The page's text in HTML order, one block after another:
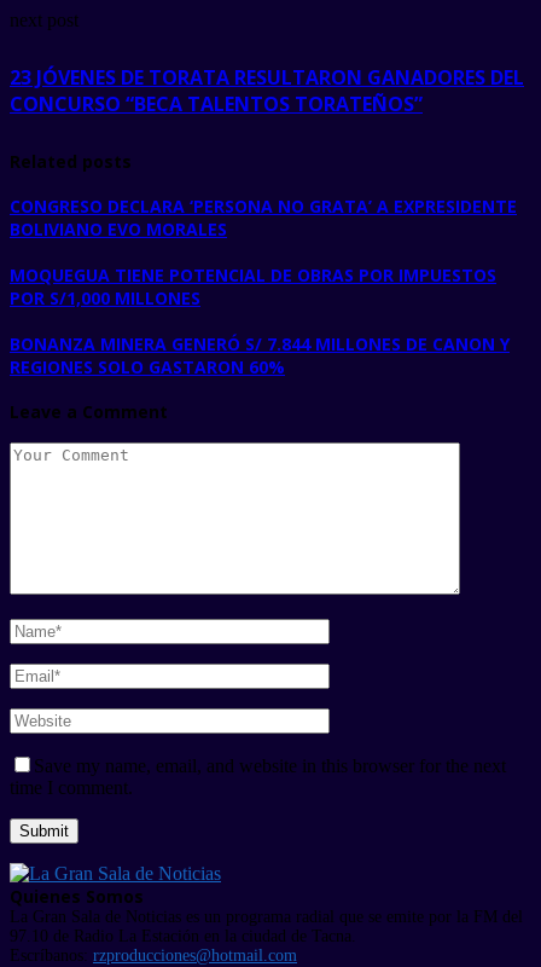
next post
23 JÓVENES DE TORATA RESULTARON GANADORES DEL
CONCURSO “BECA TALENTOS TORATEÑOS”
Related posts
CONGRESO DECLARA ‘PERSONA NO GRATA’ A EXPRESIDENTE
BOLIVIANO EVO MORALES
MOQUEGUA TIENE POTENCIAL DE OBRAS POR IMPUESTOS
POR S/1,000 MILLONES
BONANZA MINERA GENERÓ S/ 7.844 MILLONES DE CANON Y
REGIONES SOLO GASTARON 60%
Leave a Comment
Save my name, email, and website in this browser for the next
time I comment.
Quienes Somos
La Gran Sala de Noticias es un programa radial que se emite por la FM del
97.10 de Radio La Estación en la ciudad de Tacna.
Escríbanos: rzproducciones@hotmail.com